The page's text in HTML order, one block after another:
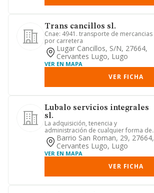
Trans cancillos sl.
Cnae: 4941. transporte de mercancias
por carretera
Lugar Cancillos, S/n, 27664,
Cervantes Lugo, Lugo
VER EN MAPA
VER FICHA
Lubalo servicios integrales
sl.
La adquisición, tenencia y
administración de cualquier forma de
acciones, participaciones o valores...
Barrio San Roman, 29, 27664,
Cervantes Lugo, Lugo
VER EN MAPA
VER FICHA